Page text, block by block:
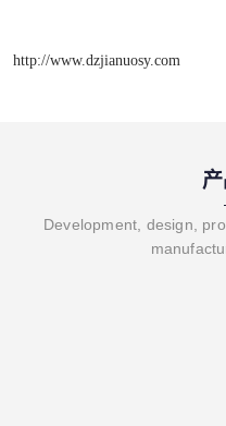
http://www.dzjianuosy.com
Development, design,